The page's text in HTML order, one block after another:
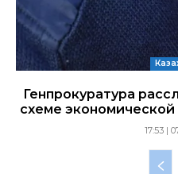
Генпрокуратура
схеме
17:53 |